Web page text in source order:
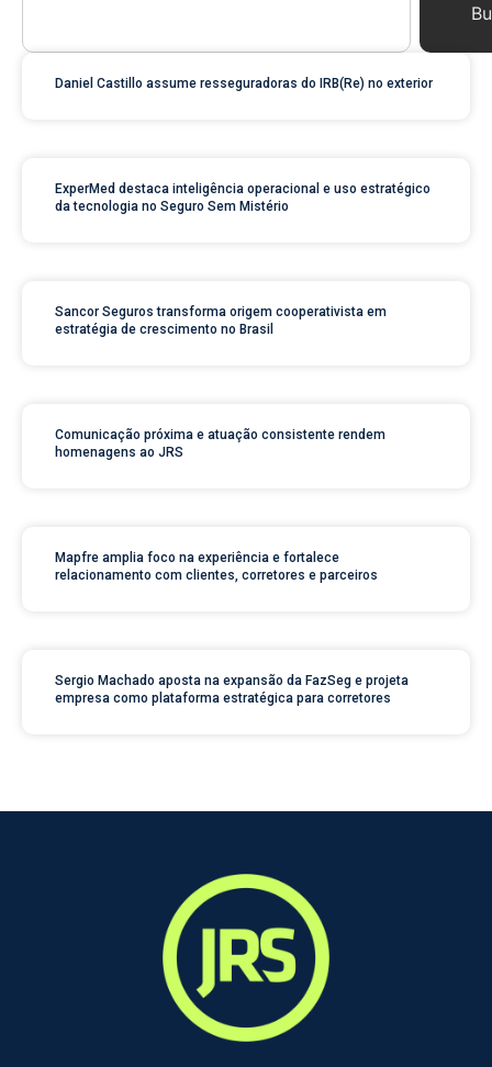
Daniel Castillo assume resseguradoras do IRB(Re) no exterior
ExperMed destaca inteligência operacional e uso estratégico
da tecnologia no Seguro Sem Mistério
Sancor Seguros transforma origem cooperativista em
estratégia de crescimento no Brasil
Comunicação próxima e atuação consistente rendem
homenagens ao JRS
Mapfre amplia foco na experiência e fortalece
relacionamento com clientes, corretores e parceiros
Sergio Machado aposta na expansão da FazSeg e projeta
empresa como plataforma estratégica para corretores